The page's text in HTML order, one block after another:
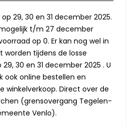
29, 30 en 31 december 2025.
t/m 27 december
op 0. Er kan nog wel in
worden tijdens de losse
30 en 31 december 2025 . U
ook online bestellen en
winkelverkoop. Direct over de
(grensovergang Tegelen-
Venlo).